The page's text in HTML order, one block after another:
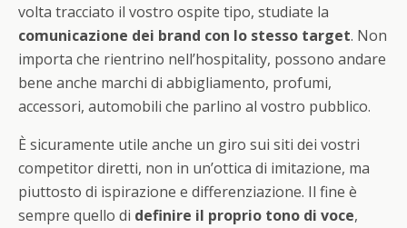
volta tracciato il vostro ospite tipo, studiate la
comunicazione dei brand con lo stesso target. Non
importa che rientrino nell’hospitality, possono andare
bene anche marchi di abbigliamento, profumi,
accessori, automobili che parlino al vostro pubblico.
È sicuramente utile anche un giro sui siti dei vostri
competitor diretti, non in un’ottica di imitazione, ma
piuttosto di ispirazione e differenziazione. Il fine è
sempre quello di definire il proprio tono di voce,